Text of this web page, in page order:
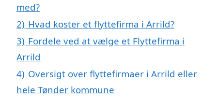
med?
2) Hvad koster et flyttefirma i Arrild?
3) Fordele ved at vælge et Flyttefirma i
Arrild
4) Oversigt over flyttefirmaer i Arrild eller
hele Tønder kommune